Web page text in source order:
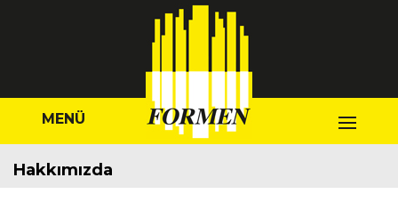
MENÜ
Hakkımızda